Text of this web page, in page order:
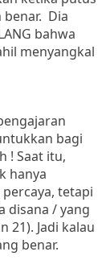
benar. Dia
bahwa
menyangkal
bagi
! Saat itu,
hanya
tetapi
disana / yang
21). Jadi kalau
benar.